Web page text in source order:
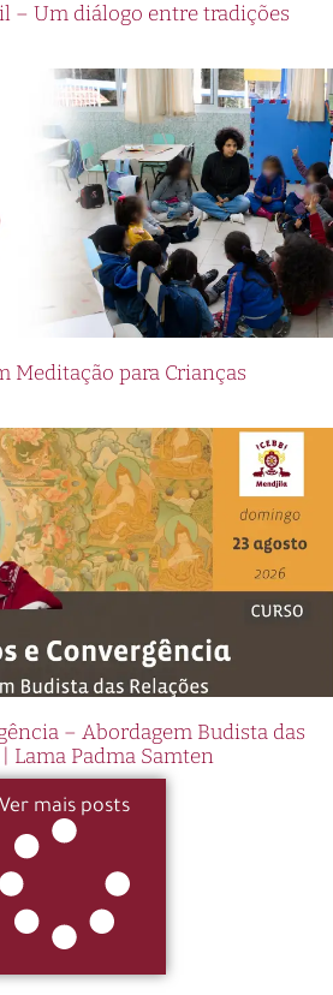
– Um diálogo entre tradições
Meditação para Crianças
– Abordagem Budista das
Lama Padma Samten
Ver mais posts